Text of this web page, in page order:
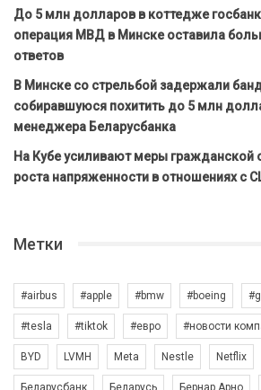
До 5 млн долларов в коттедже
операция МВД в Минске оставила
ответов
В Минске со стрельбой задержали
собиравшуюся похитить до 5 млн
менеджера Беларусбанка
На Кубе усиливают меры гражданской
роста напряженности в отношениях с
Метки
#airbus #apple #bmw #boeing
#tesla #tiktok #евро #новости
BYD LVMH Meta Nestle Netflix
Беларусбанк Беларусь Бернар Арно